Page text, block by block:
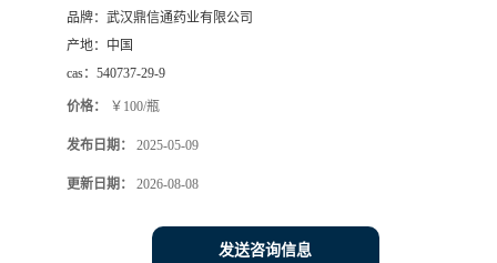
品牌： 武汉鼎信通药业有限公司
产地： 中国
cas： 540737-29-9
价格： ￥100/瓶
发布日期： 2025-05-09
更新日期： 2026-08-08
发送咨询信息